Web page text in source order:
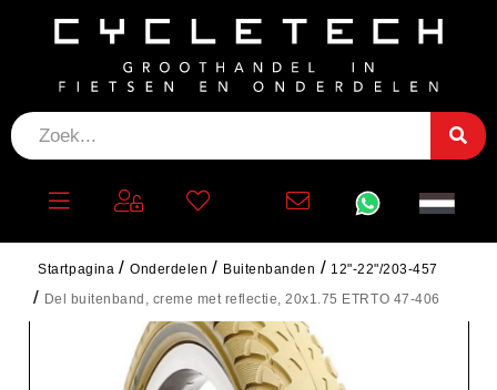
Startpagina Onderdelen Buitenbanden
12"-22"/203-457
Del buitenband, creme met reflectie, 20x1.75 ETRTO 47-406